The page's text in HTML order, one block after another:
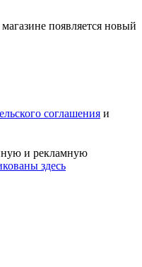
появляется новый
соглашения и
и рекламную
здесь